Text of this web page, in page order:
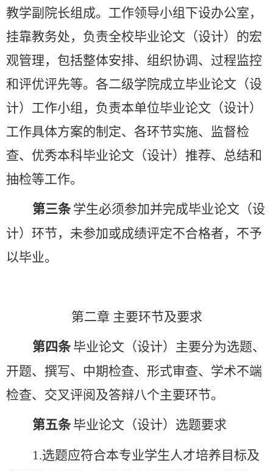
教学副院长组成。工作领导小组下设办公室，
挂靠教务处，负责全校毕业论文（设计）的宏
观管理，包括整体安排、组织协调、过程监控
和评优评先等。各二级学院成立毕业论文（设
计）工作小组，负责本单位毕业论文（设计）
工作具体方案的制定、各环节实施、监督检
查、优秀本科毕业论文（设计）推荐、总结和
抽检等工作。
第三条 学生必须参加并完成毕业论文（设
计）环节，未参加或成绩评定不合格者，不予
以毕业。
第二章 主要环节及要求
第四条 毕业论文（设计） 主要分为选题、
开题、撰写、 中期检查、形式审查、 学术不端
检查、交叉评阅及答辩八个主要环节。
第五条 毕业论文（设计） 选题要求
1.选题应符合本专业学生人才培养目标及